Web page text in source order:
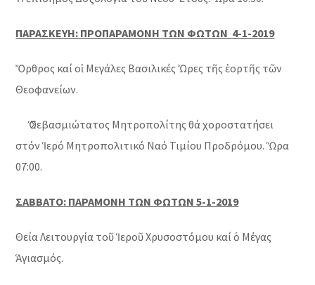
ΠΑΡΑΣΚΕΥΗ: ΠΡΟΠΑΡΑΜΟΝΗ ΤΩΝ ΦΩΤΩΝ 4-1-2019
Ὄρθρος καί οἱ Μεγάλες Βασιλικές Ὧρες τῆς ἑορτῆς τῶν
Θεοφανείων.
Ὁ Σεβασμιώτατος Μητροπολίτης θά χοροστατήσει
στόν Ἱερό Μητροπολιτικό Ναό Τιμίου Προδρόμου. Ὥρα
07:00.
ΣΑΒΒΑΤΟ: ΠΑΡΑΜΟΝΗ ΤΩΝ ΦΩΤΩΝ 5-1-2019
Θεία Λειτουργία τοῦ Ἱεροῦ Χρυσοστόμου καί ὁ Μέγας
Ἁγιασμός.